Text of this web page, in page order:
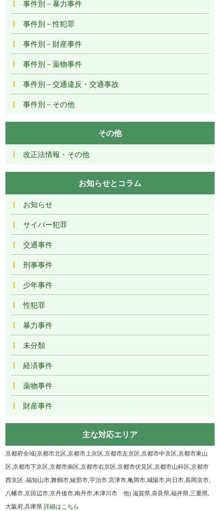
事件別－暴力事件
事件別－性犯罪
事件別－財産事件
事件別－薬物事件
事件別－交通違反・交通事故
事件別－その他
その他
改正法情報・その他
お知らせとコラム
お知らせ
サイバー犯罪
交通事件
刑事事件
少年事件
性犯罪
暴力事件
未分類
経済事件
薬物事件
財産事件
主な対応エリア
京都府全域(京都市北区,京都市上京区,京都市左京区,京都市中京区,京都市東山
区,京都市下京区,京都市南区,京都市右京区,京都市伏見区,京都市山科区,京都市
西京区 ,福知山市,舞鶴市,綾部市,宇治市,宮津市,亀岡市,城陽市,向日市,長岡京市,
八幡市,京田辺市,京丹後市,南丹市,木津川市 他) 滋賀県,奈良県,福井県,三重県,
大阪府,兵庫県詳細はこちら